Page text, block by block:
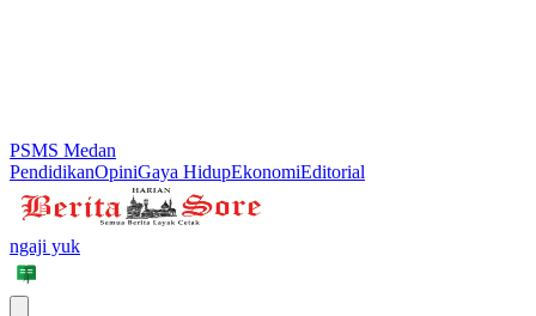
PSMS Medan
PendidikanOpiniGaya HidupEkonomiEditorial
ngaji yuk